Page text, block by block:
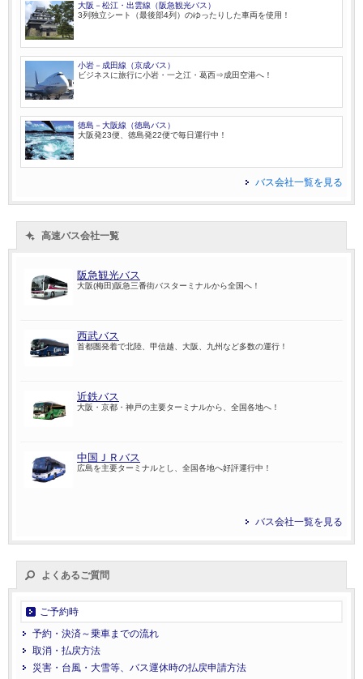
大阪－松江・出雲線（阪急観光バス）
3列独立シート（最後部4列）のゆったりした車両を使用！
小岩－成田線（京成バス）
ビジネスに旅行に小岩・一之江・葛西⇒成田空港へ！
徳島－大阪線（徳島バス）
大阪発23便、徳島発22便で毎日運行中！
バス会社一覧を見る
高速バス会社一覧
阪急観光バス
大阪(梅田)阪急三番街バスターミナルから全国へ！
西武バス
首都圏発着で北陸、甲信越、大阪、九州など多数の運行！
近鉄バス
大阪・京都・神戸の主要ターミナルから、全国各地へ！
中国ＪＲバス
広島を主要ターミナルとし、全国各地へ好評運行中！
バス会社一覧を見る
よくあるご質問
ご予約時
予約・決済～乗車までの流れ
取消・払戻方法
災害・台風・大雪等、バス運休時の払戻申請方法